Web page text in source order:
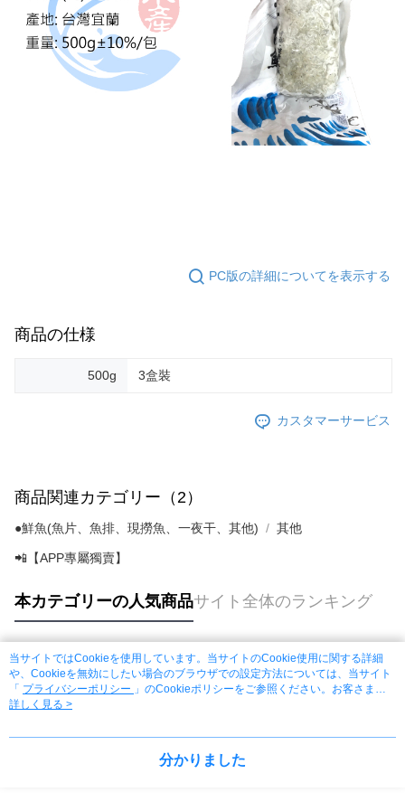
PC版の詳細についてを表示する
商品の仕様
500g 3盒裝
カスタマーサービス
商品関連カテゴリー（2）
●鮮魚(魚片、魚排、現撈魚、一夜干、其他) 其他
📲【APP專屬獨賣】
本カテゴリーの人気商品サイト全体のランキング
人気タグ
当サイトではCookieを使用しています。当サイトのCookie使用に関する詳細
や、Cookieを無効にしたい場合のブラウザでの設定方法については、当サイト
「 プライバシーポリシー 」のCookieポリシーをご参照ください。お客さま
が、当サイトを引き続き使用される場合、当社がサイト利用規約のCookieポリ
詳しく見る >
分かりました